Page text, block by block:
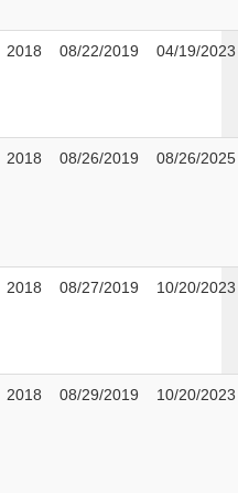
2018 08/22/2019 04/19/2023
2018 08/26/2019 08/26/2025
2018 08/27/2019 10/20/2023
2018 08/29/2019 10/20/2023